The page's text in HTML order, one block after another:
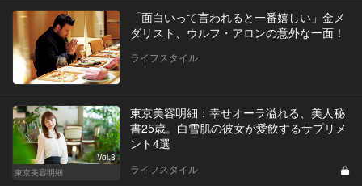
「面白いって言われると一番嬉しい」金メ
ダリスト、ウルフ・アロンの意外な一面！
ライフスタイル
Vol.3
東京美容明細
東京美容明細：幸せオーラ溢れる、美人秘
書25歳。白雪肌の彼女が愛飲するサプリメ
ント4選
ライフスタイル